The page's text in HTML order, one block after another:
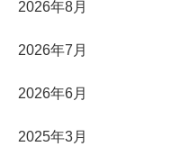
2026年8月
2026年7月
2026年6月
2025年3月